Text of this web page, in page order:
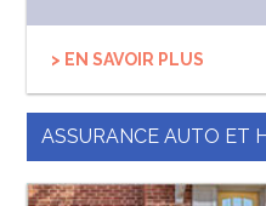
> EN SAVOIR PLUS
ASSURANCE AUTO ET